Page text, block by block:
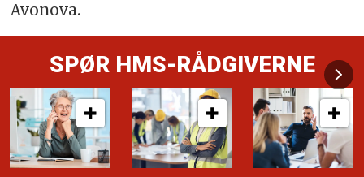
Avonova.
SPØR HMS-RÅDGIVERNE